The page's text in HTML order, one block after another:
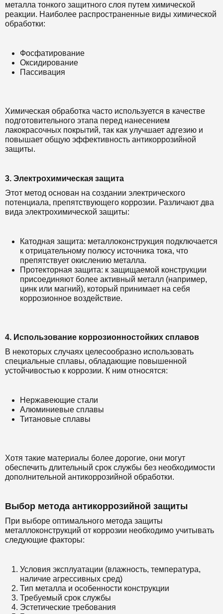
металла тонкого защитного слоя путем химической
реакции. Наиболее распространенные виды химической
обработки:
Фосфатирование
Оксидирование
Пассивация
Химическая обработка часто используется в качестве
подготовительного этапа перед нанесением
лакокрасочных покрытий, так как улучшает адгезию и
повышает общую эффективность антикоррозийной
защиты.
3. Электрохимическая защита
Этот метод основан на создании электрического
потенциала, препятствующего коррозии. Различают два
вида электрохимической защиты:
Катодная защита: металлоконструкция подключается
к отрицательному полюсу источника тока, что
препятствует окислению металла.
Протекторная защита: к защищаемой конструкции
присоединяют более активный металл (например,
цинк или магний), который принимает на себя
коррозионное воздействие.
4. Использование коррозионностойких сплавов
В некоторых случаях целесообразно использовать
специальные сплавы, обладающие повышенной
устойчивостью к коррозии. К ним относятся:
Нержавеющие стали
Алюминиевые сплавы
Титановые сплавы
Хотя такие материалы более дорогие, они могут
обеспечить длительный срок службы без необходимости
дополнительной антикоррозийной обработки.
Выбор метода антикоррозийной защиты
При выборе оптимального метода защиты
металлоконструкций от коррозии необходимо учитывать
следующие факторы:
Условия эксплуатации (влажность, температура,
наличие агрессивных сред)
Тип металла и особенности конструкции
Требуемый срок службы
Эстетические требования